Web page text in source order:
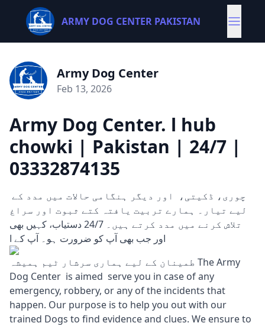
ARMY DOG CENTER PAKISTAN
Army Dog Center
Feb 13, 2026
Army Dog Center. l hub
chowki | Pakistan | 24/7 |
03332874135
لیے تیار۔ ہمارے تربیت یافتہ کتے ثبوت اور سراغ
تلاش کرنے میں مدد کرتے ہیں۔ 24/7 دستیاب، کہیں بھی
اور جب بھی آپ کو ضرورت ہو۔ آپ کے ا
طمینان کے لیے ہماری سرشار ٹیم ہمیشہ The Army
Dog Center is aimed serve you in case of any
emergency, robbery, or any of the incidents that
happen. Our purpose is to help you out with our
trained Dogs to find evidence and clues. We ensure to